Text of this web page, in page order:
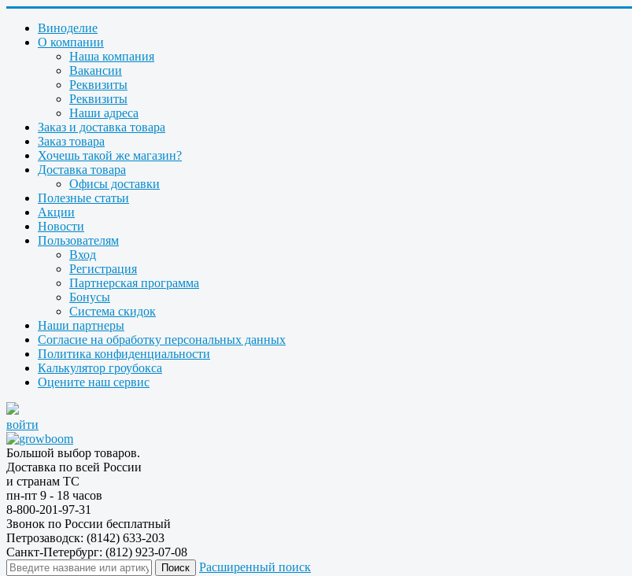
Виноделие
О компании
Наша компания
Вакансии
Реквизиты
Реквизиты
Наши адреса
Заказ и доставка товара
Заказ товара
Хочешь такой же магазин?
Доставка товара
Офисы доставки
Полезные статьи
Акции
Новости
Пользователям
Вход
Регистрация
Партнерская программа
Бонусы
Система скидок
Наши партнеры
Согласие на обработку персональных данных
Политика конфиденциальности
Калькулятор гроубокса
Оцените наш сервис
войти
Большой выбор товаров.
Доставка по всей России
и странам ТС
пн-пт 9 - 18 часов
8-800-201-97-31
Звонок по России бесплатный
Петрозаводск: (8142) 633-203
Санкт-Петербург: (812) 923-07-08
Расширенный поиск